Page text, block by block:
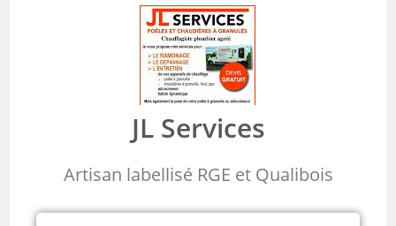
JL Services
Artisan labellisé RGE et Qualibois